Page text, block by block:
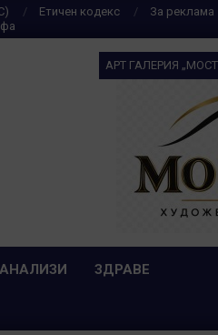
Етичен кодекс За реклама
АРТ ГАЛЕРИЯ
ЗДРАВЕ